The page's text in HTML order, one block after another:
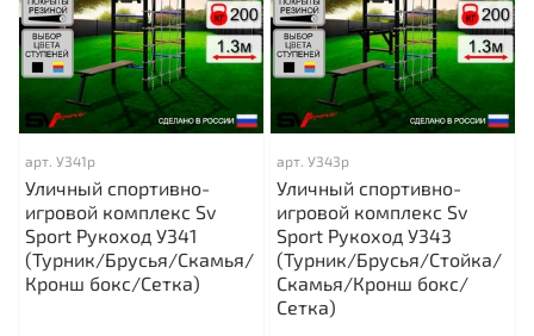
арт. У341р
Уличный спортивно-
игровой комплекс Sv
Sport Рукоход У341
(Турник/Брусья/Скамья/
Кронш бокс/Сетка)
арт. У343р
Уличный спортивно-
игровой комплекс Sv
Sport Рукоход У343
(Турник/Брусья/Стойка/
Скамья/Кронш бокс/
Сетка)